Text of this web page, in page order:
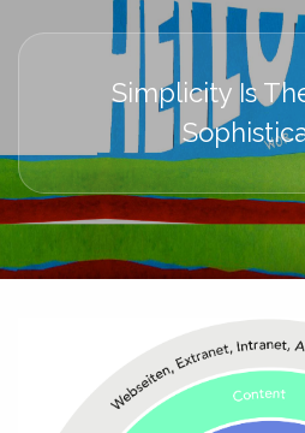
Simplicity Is